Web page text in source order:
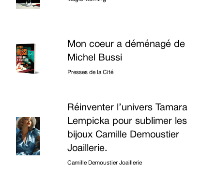
Mon coeur a déménagé de
Michel Bussi
Presses de la Cité
Réinventer l’univers Tamara
Lempicka pour sublimer les
bijoux Camille Demoustier
Joaillerie.
Camille Demoustier Joaillerie